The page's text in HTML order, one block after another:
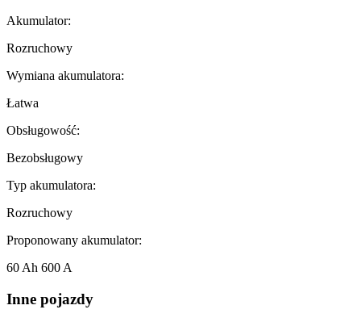
Akumulator:
Rozruchowy
Wymiana akumulatora:
Łatwa
Obsługowość:
Bezobsługowy
Typ akumulatora:
Rozruchowy
Proponowany akumulator:
60 Ah 600 A
Inne pojazdy